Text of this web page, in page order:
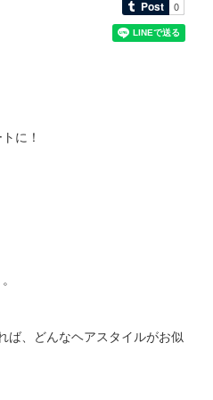
に！
ば、どんなヘアスタイルがお似